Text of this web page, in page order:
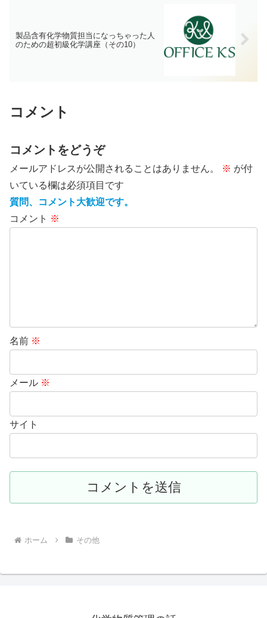
製品含有化学物質担当になっちゃった人
のための超初級化学講座（その10）
コメント
コメントをどうぞ
メールアドレスが公開されることはありません。 ※ が付
いている欄は必須項目です
質問、コメント大歓迎です。
コメント ※
名前 ※
メール ※
サイト
ホーム その他